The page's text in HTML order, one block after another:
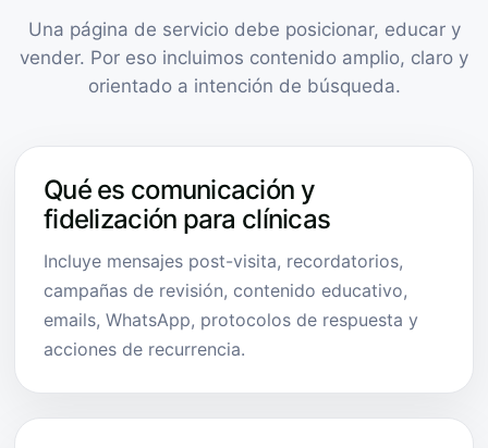
Una página de servicio debe posicionar, educar y
vender. Por eso incluimos contenido amplio, claro y
orientado a intención de búsqueda.
Qué es comunicación y
fidelización para clínicas
Incluye mensajes post-visita, recordatorios,
campañas de revisión, contenido educativo,
emails, WhatsApp, protocolos de respuesta y
acciones de recurrencia.